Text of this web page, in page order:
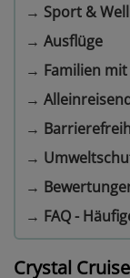
→ Sport &
→ Ausflüge
→ Familien
→
→
→
→
→ FAQ -
Crystal